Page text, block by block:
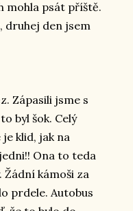
mohla psát příště.
druhej den jsem
Zápasili jsme s
byl šok. Celý
klid, jak na
Ona to teda
kámoši za
prdele. Autobus